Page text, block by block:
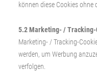
können diese Cookies ohne
5.2 Marketing- / Tracking-
Marketing- / Tracking-
werden, um Werbung
verfolgen.